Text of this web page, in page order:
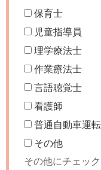
保育士
児童指導員
理学療法士
作業療法士
言語聴覚士
看護師
普通自動車運
その他
その他にチェッ